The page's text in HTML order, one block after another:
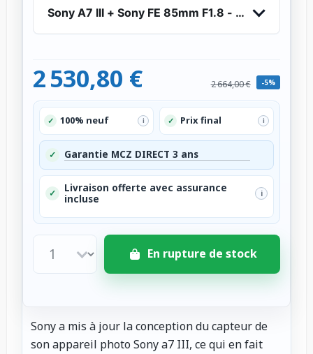
Sony A7 III + Sony FE 85mm F1.8 - Appareil
2 530,80 € 2 664,00 € -5%
✓ 100% neuf i ✓ Prix final i
✓ Garantie MCZ DIRECT 3 ans
✓
Livraison offerte avec assurance
incluse
i
En rupture de stock
Sony a mis à jour la conception du capteur de
son appareil photo Sony a7 III, ce qui en fait